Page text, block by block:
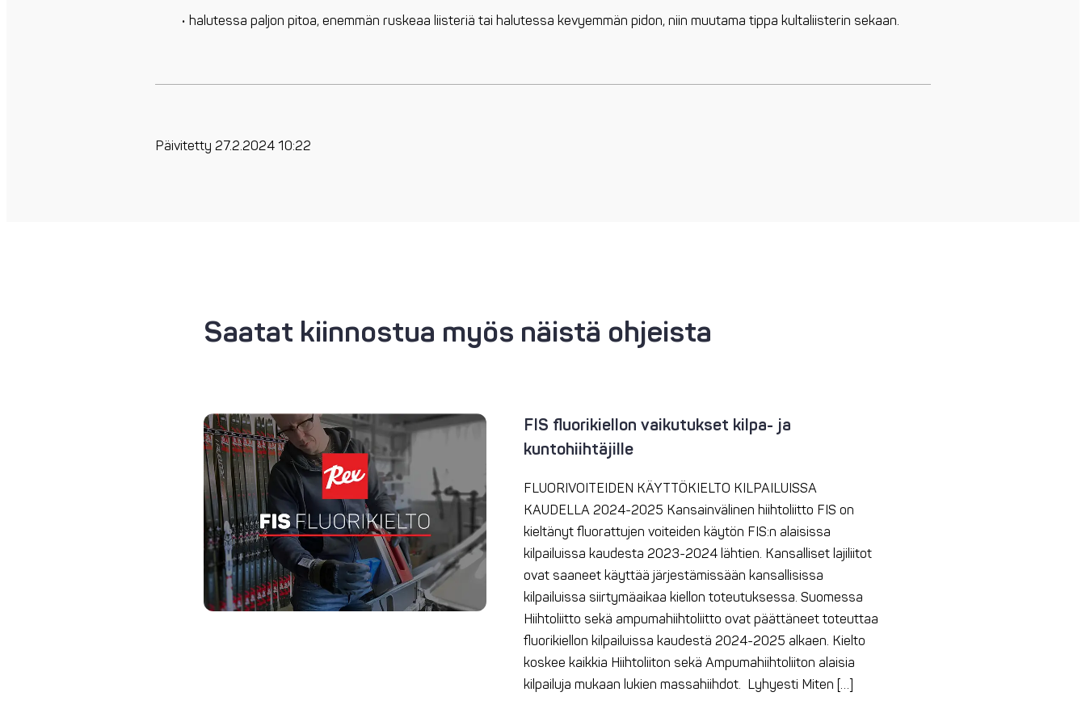
halutessa paljon pitoa, enemmän ruskeaa liisteriä tai halutessa kevyemmän pidon, niin muutama tippa kultaliisterin sekaan.
Päivitetty 27.2.2024 10:22
Saatat kiinnostua myös näistä ohjeista
FIS fluorikiellon vaikutukset kilpa- ja
kuntohiihtäjille
FLUORIVOITEIDEN KÄYTTÖKIELTO KILPAILUISSA
KAUDELLA 2024-2025 Kansainvälinen hiihtoliitto FIS on
kieltänyt fluorattujen voiteiden käytön FIS:n alaisissa
kilpailuissa kaudesta 2023-2024 lähtien. Kansalliset lajiliitot
ovat saaneet käyttää järjestämissään kansallisissa
kilpailuissa siirtymäaikaa kiellon toteutuksessa. Suomessa
Hiihtoliitto sekä ampumahiihtoliitto ovat päättäneet toteuttaa
fluorikiellon kilpailuissa kaudestä 2024-2025 alkaen. Kielto
koskee kaikkia Hiihtoliiton sekä Ampumahiihtoliiton alaisia
kilpailuja mukaan lukien massahiihdot. Lyhyesti Miten […]